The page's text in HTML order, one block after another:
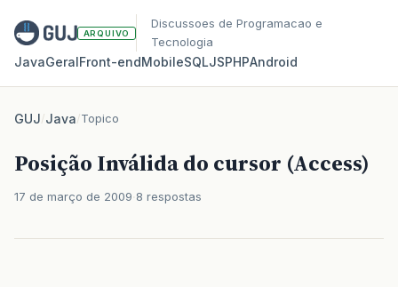
ARQUIVO
Discussoes de Programacao e
Tecnologia
JavaGeralFront‑endMobileSQLJSPHPAndroid
GUJ/Java/Topico
Posição Inválida do cursor (Access)
17 de março de 2009 8 respostas